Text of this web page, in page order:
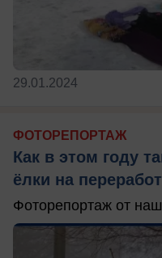
29.01.2024
ФОТОРЕПОРТАЖ
Как в этом году
ёлки на
Фоторепортаж от